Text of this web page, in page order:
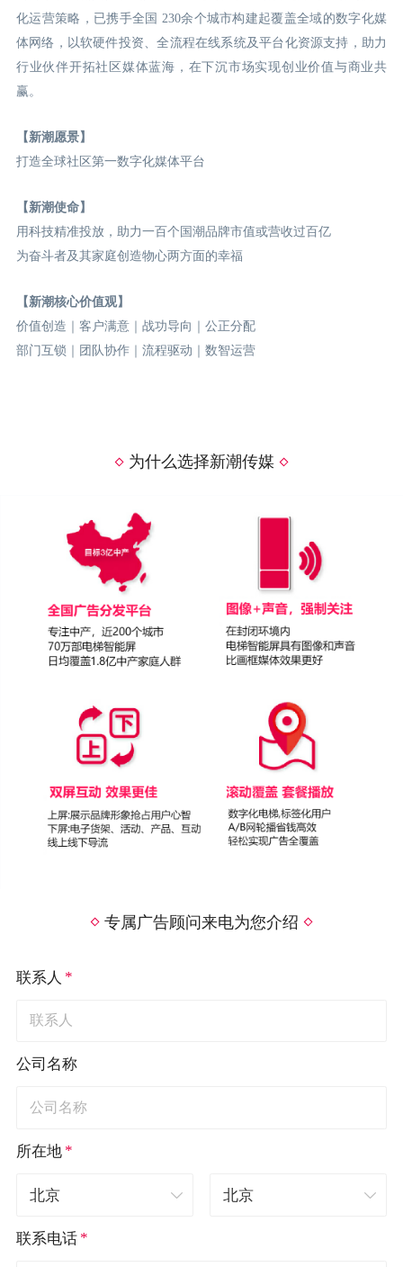
化运营策略，已携手全国 230余个城市构建起覆盖全域的数字化媒
体网络，以软硬件投资、全流程在线系统及平台化资源支持，助力
行业伙伴开拓社区媒体蓝海，在下沉市场实现创业价值与商业共
赢。
【新潮愿景】
打造全球社区第一数字化媒体平台
【新潮使命】
用科技精准投放，助力一百个国潮品牌市值或营收过百亿
为奋斗者及其家庭创造物心两方面的幸福
【新潮核心价值观】
价值创造｜客户满意｜战功导向｜公正分配
部门互锁｜团队协作｜流程驱动｜数智运营
为什么选择新潮传媒
专属广告顾问来电为您介绍
联系人 *
公司名称
所在地 *
联系电话 *